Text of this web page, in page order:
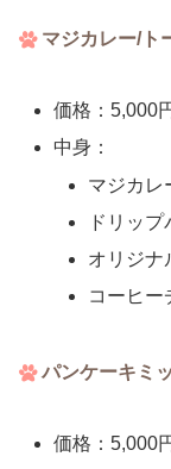
マジカレー/ト
価格：5,000
中身：
マジカレ
ドリッ
オリジナ
コーヒー
パンケーキミ
価格：5,000